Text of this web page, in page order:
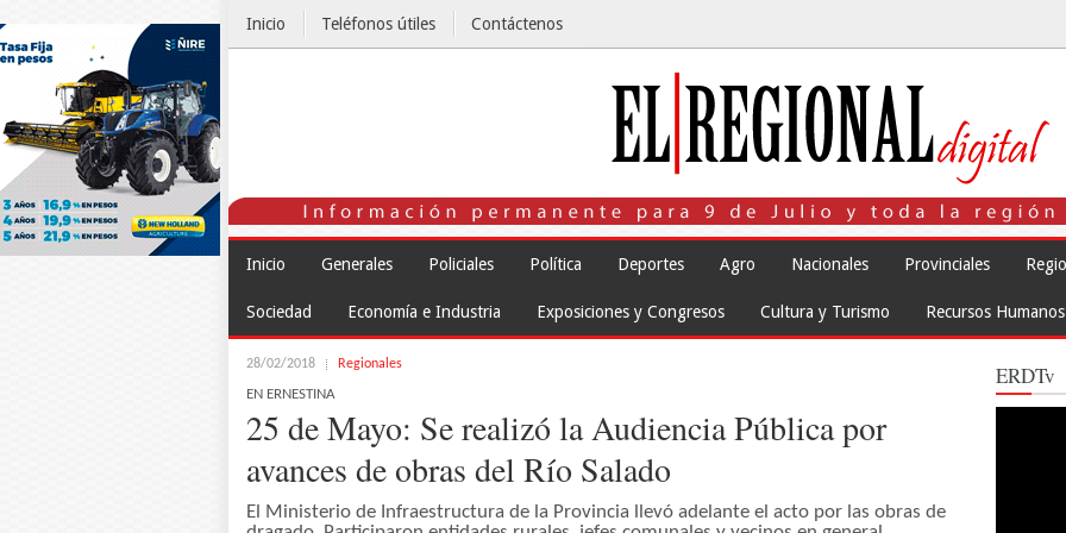
Inicio Teléfonos útiles Contáctenos
Inicio Generales Policiales Política Deportes Agro Nacionales Provinciales
Sociedad Economía e Industria Exposiciones y Congresos Cultura y Turismo Recursos Humanos
28/02/2018 Regionales
EN ERNESTINA
25 de Mayo: Se realizó la Audiencia Pública por
avances de obras del Río Salado
El Ministerio de Infraestructura de la Provincia llevó adelante el acto por las obras de
ERDTv